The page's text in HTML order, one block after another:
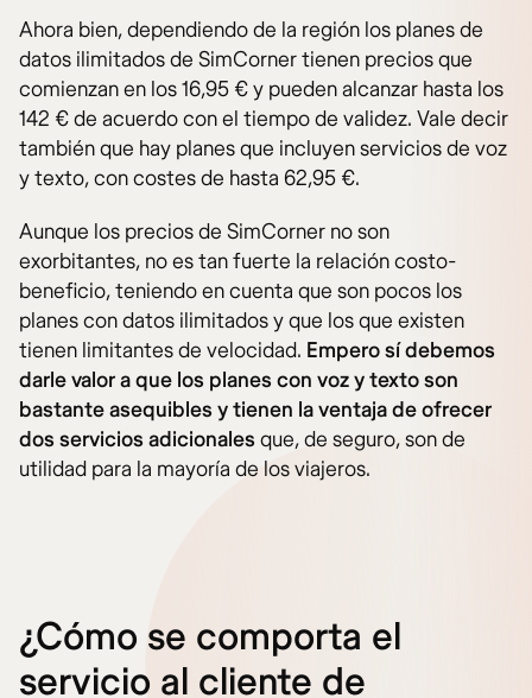
Ahora bien, dependiendo de la región los planes de
datos ilimitados de SimCorner tienen precios que
comienzan en los 16,95 € y pueden alcanzar hasta los
142 € de acuerdo con el tiempo de validez. Vale decir
también que hay planes que incluyen servicios de voz
y texto, con costes de hasta 62,95 €.
Aunque los precios de SimCorner no son
exorbitantes, no es tan fuerte la relación costo-
beneficio, teniendo en cuenta que son pocos los
planes con datos ilimitados y que los que existen
tienen limitantes de velocidad. Empero sí debemos
darle valor a que los planes con voz y texto son
bastante asequibles y tienen la ventaja de ofrecer
dos servicios adicionalesque, de seguro, son de
utilidad para la mayoría de los viajeros.
¿Cómo se comporta el
servicio al cliente de